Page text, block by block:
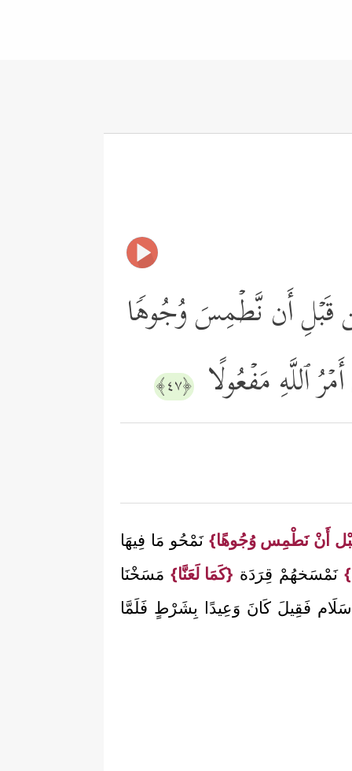
مِّن قَبۡلِ أَن نَّطۡمِسَ وُجُوهࣰا
ٱللَّهِ مَفۡعُولًا ﴿٤٧﴾
أَنْ نَطْمِس وُجُوهًا} نَمْحُو مَا فِيهَا
نَمْسَخهُمْ قِرَدَة {كَمَا لَعَنَّا} مَسَخْنَا
فَقِيلَ كَانَ وَعِيدًا بِشَرْطٍ فَلَمَّا